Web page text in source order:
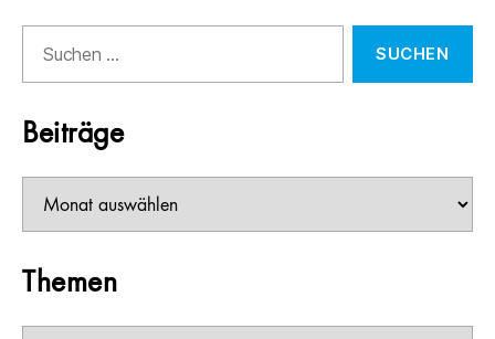
nach:
Beiträge
Themen